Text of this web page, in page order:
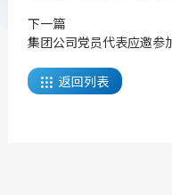
下一篇
集团公司党员代表应邀参
 返回列表